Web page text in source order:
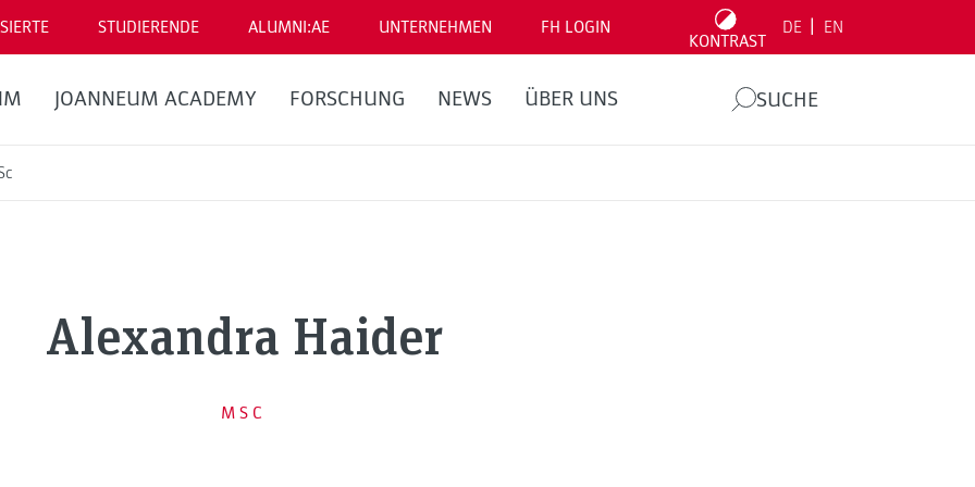
STUDIERENDE ALUMNI:AE UNTERNEHMEN FH LOGIN
KONTRAST
DE EN
JOANNEUM ACADEMY FORSCHUNG NEWS ÜBER UNS SUCHE
Alexandra Haider
MSC